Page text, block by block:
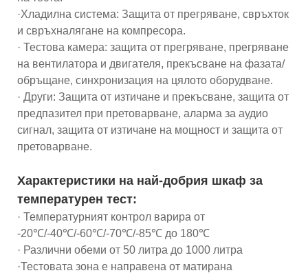
·Хладилна система: Защита от прегряване, свръхток
и свръхналягане на компресора.
· Тестова камера: защита от прегряване, прегряване
на вентилатора и двигателя, прекъсване на фазата/
обръщане, синхронизация на цялото оборудване.
· Други: Защита от изтичане и прекъсване, защита от
предпазител при претоварване, аларма за аудио
сигнал, защита от изтичане на мощност и защита от
претоварване.
Характеристики на най-добрия шкаф за
температурен тест:
· Температурният контрол варира от
-20℃/-40℃/-60℃/-70℃/-85℃ до 180℃
· Различни обеми от 50 литра до 1000 литра
·Тестовата зона е направена от матирана